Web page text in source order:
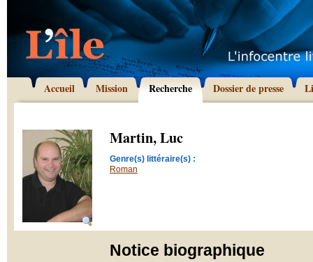
Accueil Mission Recherche Dossier de presse
Martin, Luc
Genre(s) littéraire(s) :
Roman
Notice biographique